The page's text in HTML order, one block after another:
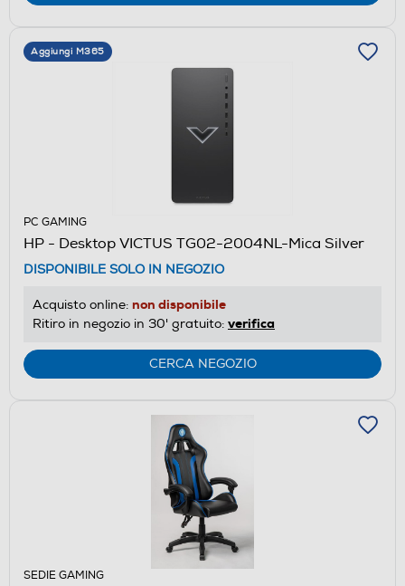
Aggiungi M365
PC GAMING
HP - Desktop VICTUS TG02-2004NL-Mica Silver
DISPONIBILE SOLO IN NEGOZIO
Acquisto online: non disponibile
Ritiro in negozio in 30' gratuito: verifica
CERCA NEGOZIO
SEDIE GAMING